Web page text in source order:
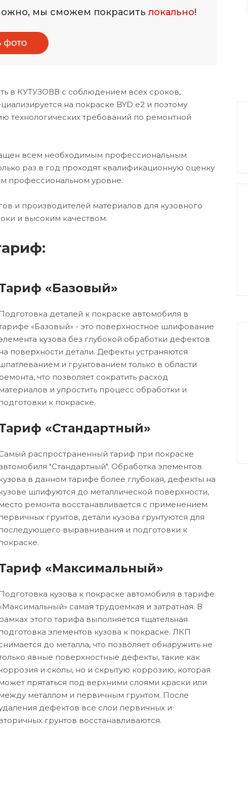
мы сможем покраситьлокально!
в КУТУЗОВВ с соблюдением всех сроков,
на покраске BYD e2 и поэтому
технологических требований по ремонтной
всем необходимым профессиональным
раз в год проходят квалификационную оценку
профессиональном уровне.
и производителей материалов для кузовного
и высоким качеством.
«Базовый»
Подготовка деталей к покраске автомобиля в
«Базовый» - это поверхностное шлифование
кузова без глубокой обработки дефектов
на поверхности детали. Дефекты устраняются
шпатлеванием и грунтованием только в области
что позволяет сократить расход
материалов и упростить процесс обработки и
подготовки к покраске.
«Стандартный»
распространенный тариф при покраске
"Стандартный". Обработка элементов
кузова в данном тарифе более глубокая, дефекты на
кузове шлифуются до металлической поверхности,
место ремонта восстанавливается с применением
первичных грунтов, детали кузова грунтуются для
последующего выравнивания и подготовки к
покраске.
«Максимальный»
Подготовка кузова к покраске автомобиля в тарифе
самая трудоемкая и затратная. В
этого тарифа выполняется тщательная
подготовка элементов кузова к покраске. ЛКП
до металла, что позволяет обнаружить не
явные поверхностные дефекты, такие как
коррозия и сколы, но и скрытую коррозию, которая
может прятаться под верхними слоями краски или
между металлом и первичным грунтом. После
дефектов все слои первичных и
вторичных грунтов восстанавливаются.